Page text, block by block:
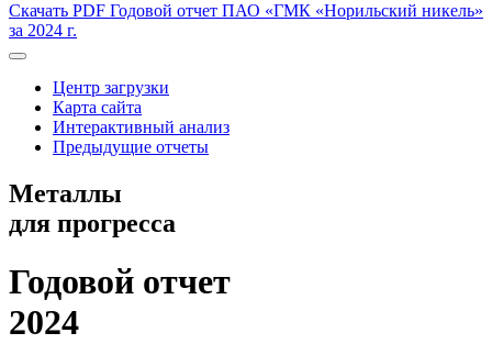
Скачать PDF Годовой отчет ПАО «ГМК «Норильский никель»
за 2024 г.
Центр загрузки
Карта сайта
Интерактивный анализ
Предыдущие отчеты
Металлы
для прогресса
Годовой отчет
2024